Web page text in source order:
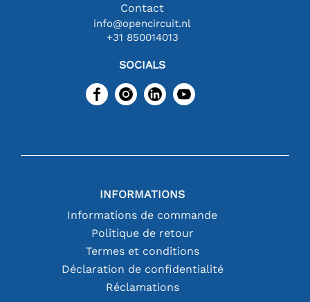
Contact
info@opencircuit.nl
+31 850014013
SOCIALS
INFORMATIONS
Informations de commande
Politique de retour
Termes et conditions
Déclaration de confidentialité
Réclamations